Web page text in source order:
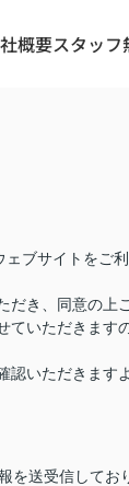
概要スタッフ
ブサイトをご利
だき、同意の上
ていただきます
認いただきます
を送受信してお